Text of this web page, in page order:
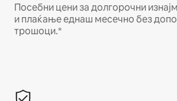
Посебни цени за долгорочни
и плаќање еднаш месечно без
трошоци.*